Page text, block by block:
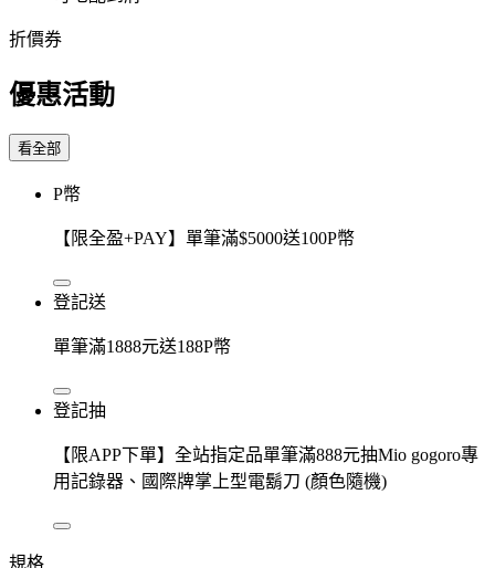
折價券
優惠活動
看全部
P幣
【限全盈+PAY】單筆滿$5000送100P幣
登記送
單筆滿1888元送188P幣
登記抽
【限APP下單】全站指定品單筆滿888元抽Mio gogoro專
用記錄器、國際牌掌上型電鬍刀 (顏色隨機)
規格